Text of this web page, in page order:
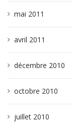
mai 2011
avril 2011
décembre 2010
octobre 2010
juillet 2010